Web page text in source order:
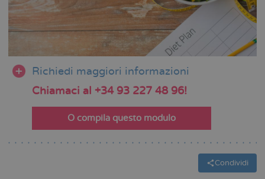
Richiedi maggiori informazioni
Chiamaci al +34 93 227 48 96!
O compila questo modulo
Condividi